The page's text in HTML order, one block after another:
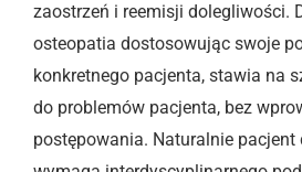
zaostrzeń i reemisji dolegliwości.
osteopatia dostosowując swoje
konkretnego pacjenta, stawia na
do problemów pacjenta, bez
postępowania. Naturalnie pacjent